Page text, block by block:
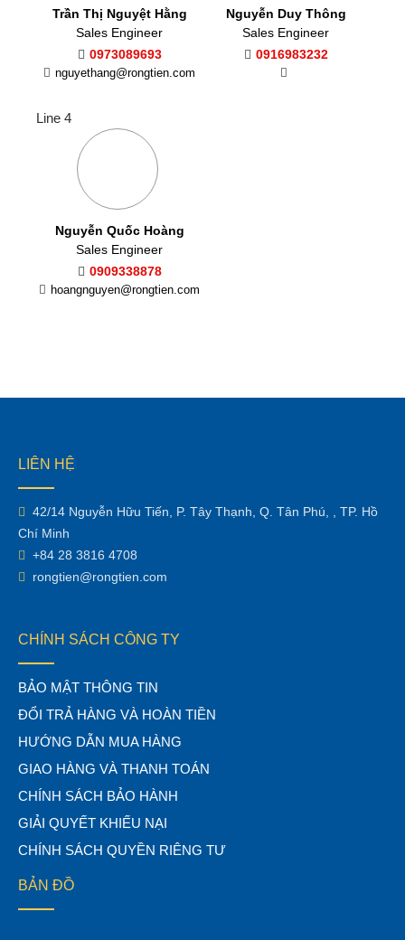
Trần Thị Nguyệt Hằng
Sales Engineer
0973089693
nguyethang@rongtien.com
Nguyễn Duy Thông
Sales Engineer
0916983232
Line 4
Nguyễn Quốc Hoàng
Sales Engineer
0909338878
hoangnguyen@rongtien.com
LIÊN HỆ
42/14 Nguyễn Hữu Tiến, P. Tây Thạnh, Q. Tân Phú, , TP. Hồ
Chí Minh
+84 28 3816 4708
rongtien@rongtien.com
CHÍNH SÁCH CÔNG TY
BẢO MẬT THÔNG TIN
ĐỔI TRẢ HÀNG VÀ HOÀN TIỀN
HƯỚNG DẪN MUA HÀNG
GIAO HÀNG VÀ THANH TOÁN
CHÍNH SÁCH BẢO HÀNH
GIẢI QUYẾT KHIẾU NẠI
CHÍNH SÁCH QUYỀN RIÊNG TƯ
BẢN ĐỒ